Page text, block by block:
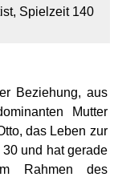
Spielzeit 140
Beziehung, aus
Mutter
das Leben zur
und hat gerade
Rahmen des